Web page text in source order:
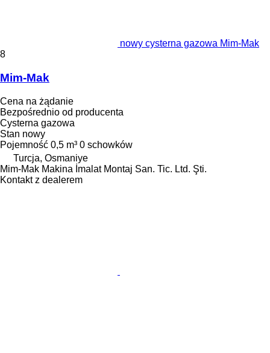
nowy cysterna gazowa Mim-Mak
8
Mim-Mak
Cena na żądanie
Bezpośrednio od producenta
Cysterna gazowa
Stan nowy
Pojemność 0,5 m³ 0 schowków
Turcja, Osmaniye
Mim-Mak Makina İmalat Montaj San. Tic. Ltd. Şti.
Kontakt z dealerem